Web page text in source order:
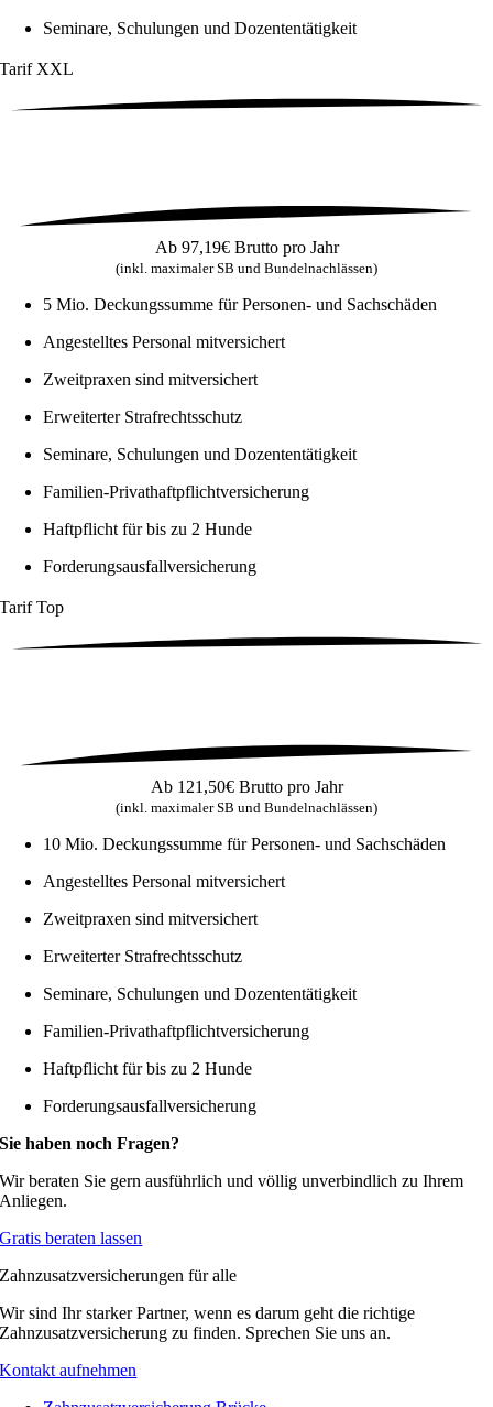
Seminare, Schulungen und Dozententätigkeit
Tarif XXL
Ab 97,19€ Brutto pro Jahr
(inkl. maximaler SB und Bundelnachlässen)
5 Mio. Deckungssumme für Personen- und Sachschäden
Angestelltes Personal mitversichert
Zweitpraxen sind mitversichert
Erweiterter Strafrechtsschutz
Seminare, Schulungen und Dozententätigkeit
Familien-Privathaftpflichtversicherung
Haftpflicht für bis zu 2 Hunde
Forderungsausfallversicherung
Tarif Top
Ab 121,50€Brutto pro Jahr
(inkl. maximaler SB und Bundelnachlässen)
10 Mio. Deckungssumme für Personen- und Sachschäden
Angestelltes Personal mitversichert
Zweitpraxen sind mitversichert
Erweiterter Strafrechtsschutz
Seminare, Schulungen und Dozententätigkeit
Familien-Privathaftpflichtversicherung
Haftpflicht für bis zu 2 Hunde
Forderungsausfallversicherung
Sie haben noch Fragen?
Wir beraten Sie gern ausführlich und völlig unverbindlich zu Ihrem
Anliegen.
Gratis beraten lassen
Zahnzusatzversicherungen für alle
Wir sind Ihr starker Partner, wenn es darum geht die richtige
Zahnzusatzversicherung zu finden. Sprechen Sie uns an.
Kontakt aufnehmen